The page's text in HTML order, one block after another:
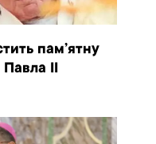
пам’ятну
Павла II